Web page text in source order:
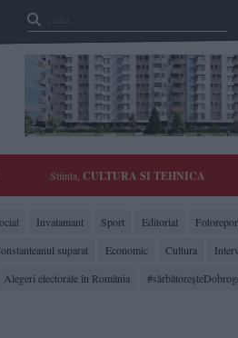
Stiinta, CULTURA SI TEHNICA
Invatamant Sport Editorial
suparat Economic Cultura
Alegeri electorale în România